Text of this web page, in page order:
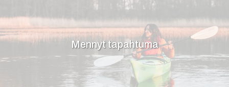
Mennyt tapahtuma